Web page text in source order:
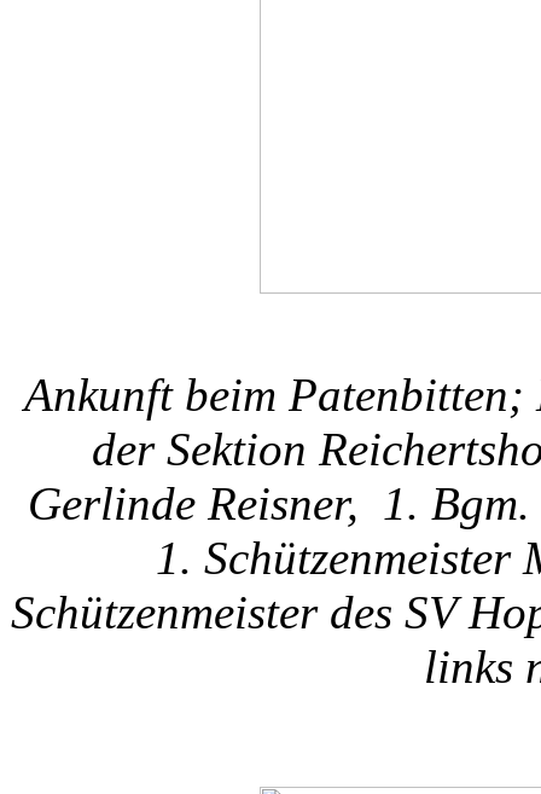
Ankunft beim Patenbitten;
der Sektion
Gerlinde Reisner, 1.
1. Schützenmeister
Schützenmeister des SV
links